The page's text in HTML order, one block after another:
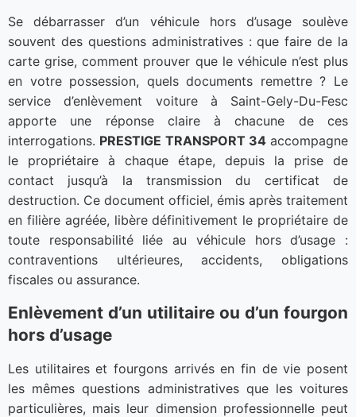
Se débarrasser d’un véhicule hors d’usage soulève
souvent des questions administratives : que faire de la
carte grise, comment prouver que le véhicule n’est plus
en votre possession, quels documents remettre ? Le
service d’enlèvement voiture à Saint-Gely-Du-Fesc
apporte une réponse claire à chacune de ces
interrogations. PRESTIGE TRANSPORT 34accompagne
le propriétaire à chaque étape, depuis la prise de
contact jusqu’à la transmission du certificat de
destruction. Ce document officiel, émis après traitement
en filière agréée, libère définitivement le propriétaire de
toute responsabilité liée au véhicule hors d’usage :
contraventions ultérieures, accidents, obligations
fiscales ou assurance.
Enlèvement d’un utilitaire ou d’un fourgon
hors d’usage
Les utilitaires et fourgons arrivés en fin de vie posent
les mêmes questions administratives que les voitures
particulières, mais leur dimension professionnelle peut